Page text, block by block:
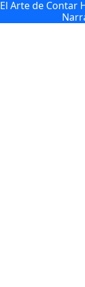
El Arte de Contar